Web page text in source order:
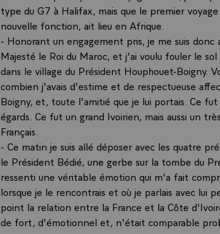
type du G7 à Halifax, mais que le premier
nouvelle fonction, ait lieu en Afrique.
- Honorant un engagement pris, je me suis
Majesté le Roi du Maroc, et j'ai voulu fouler le
dans le village du Président Houphouet-Boigny.
combien j'avais d'estime et de respectueuse
Boigny, et, toute l'amitié que je lui portais. Ce
égards. Ce fut un grand Ivoirien, mais aussi un
Français.
- Ce matin je suis allé déposer avec les quatre
le Président Bédié, une gerbe sur la tombe du
ressenti une véritable émotion qui m'a fait
lorsque je le rencontrais et où je parlais avec lui
point la relation entre la France et la Côte
de fort, d'émotionnel et, n'était comparable